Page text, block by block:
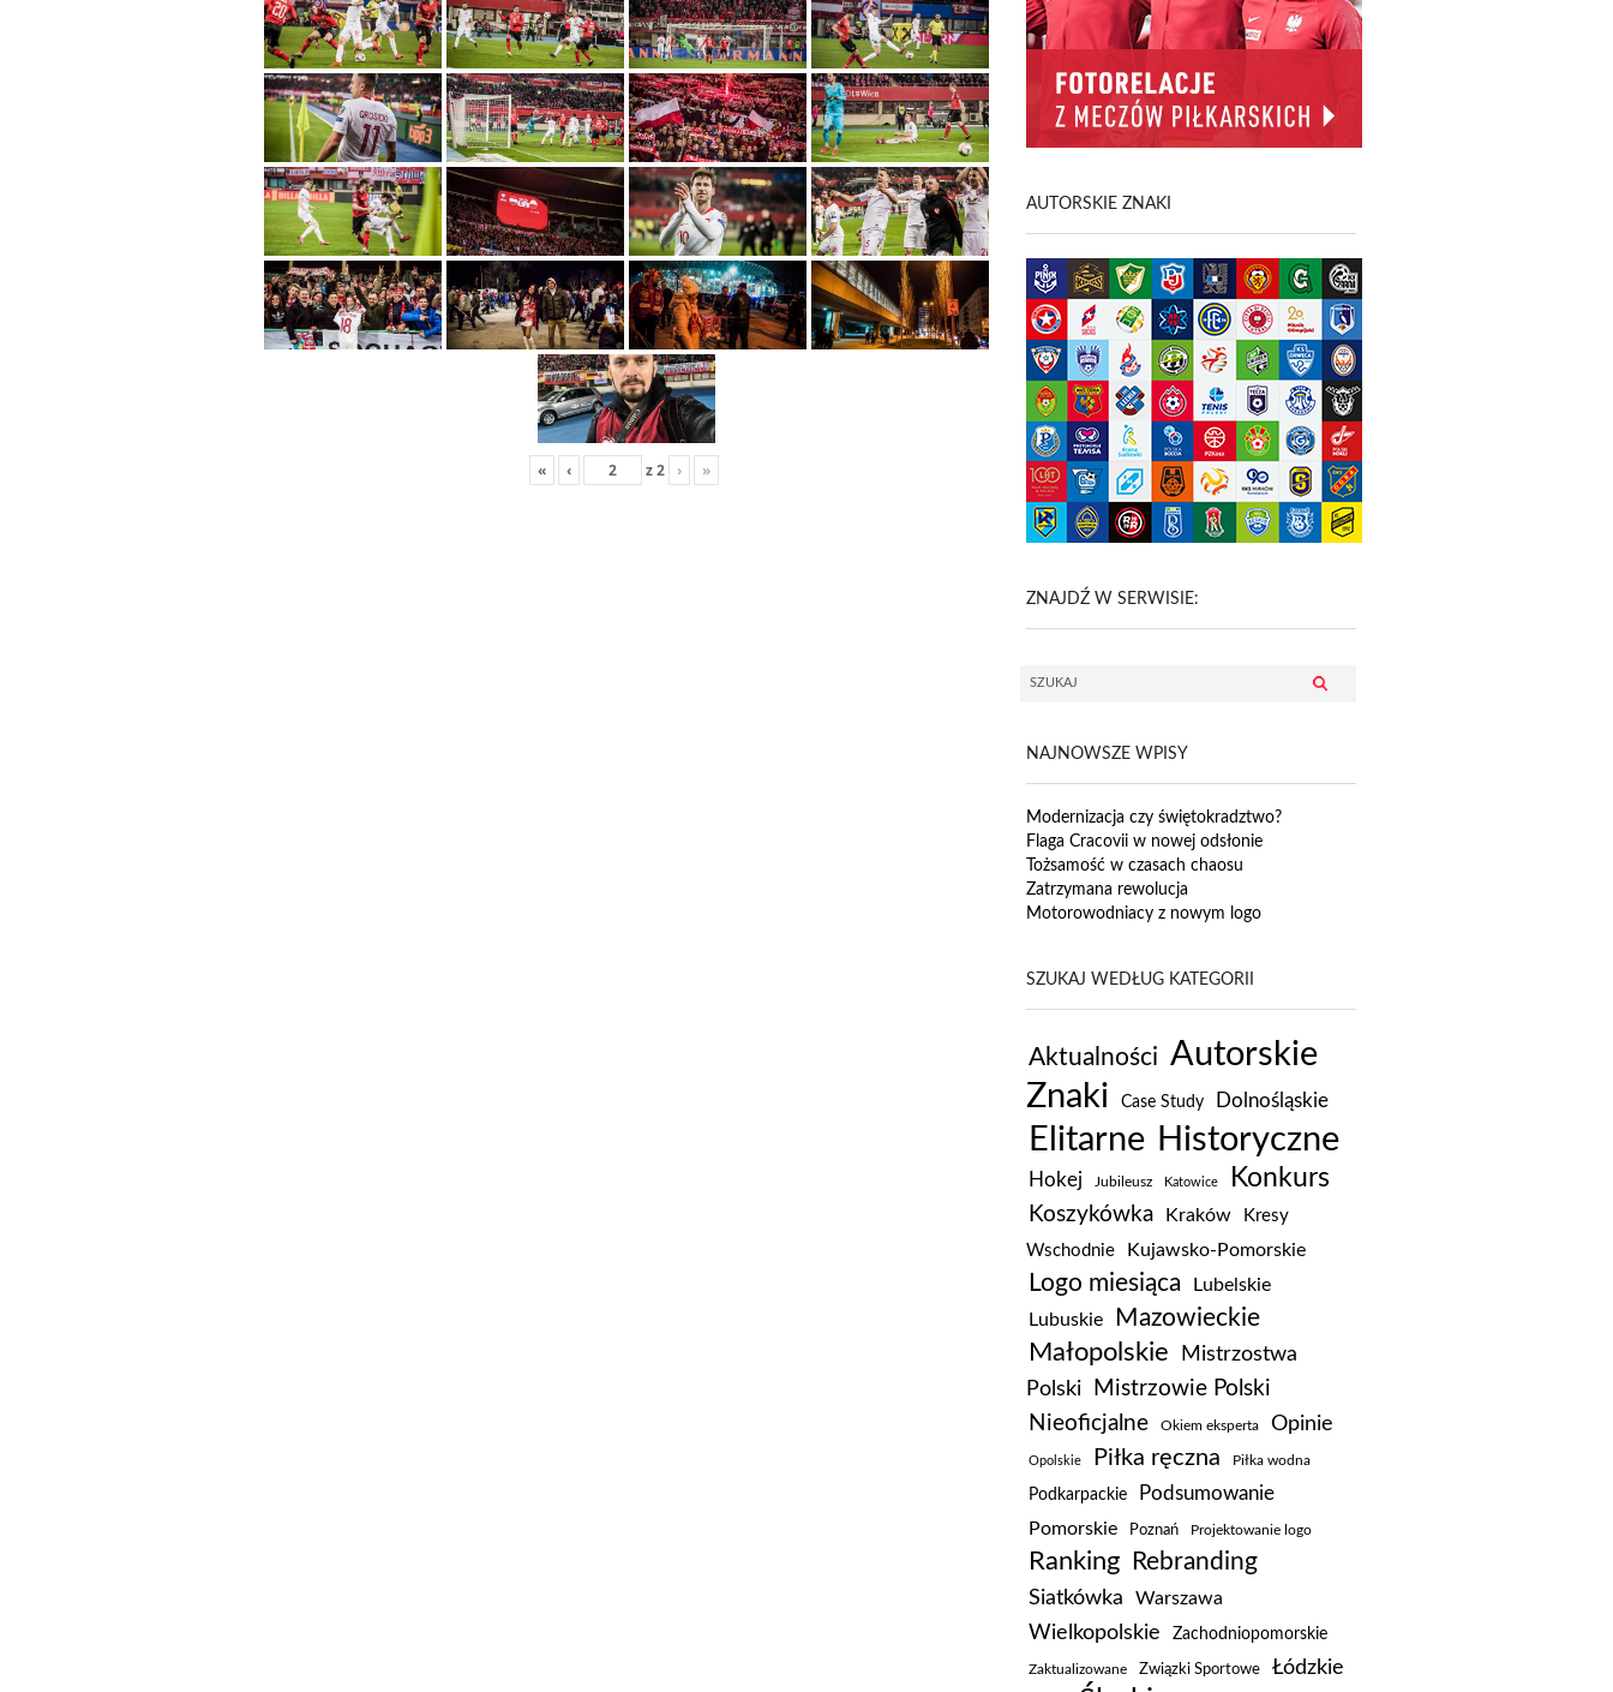
« ‹ z2 › »
AUTORSKIE ZNAKI
ZNAJDŹ W SERWISIE:
NAJNOWSZE WPISY
Modernizacja czy świętokradztwo?
Flaga Cracovii w nowej odsłonie
Tożsamość w czasach chaosu
Zatrzymana rewolucja
Motorowodniacy z nowym logo
SZUKAJ WEDŁUG KATEGORII
Aktualności Autorskie
Znaki
Case Study Dolnośląskie
Elitarne Historyczne
Hokej Jubileusz Katowice Konkurs
Koszykówka Kraków
Kresy
Wschodnie
Kujawsko-Pomorskie
Logo miesiąca
Lubelskie
Lubuskie
Mazowieckie
Małopolskie
Mistrzostwa
Polski
Mistrzowie Polski
Nieoficjalne Okiem eksperta Opinie
Opolskie Piłka ręczna Piłka wodna
Podkarpackie
Podsumowanie
Pomorskie
Poznań Projektowanie logo
Ranking Rebranding
Siatkówka Warszawa
Wielkopolskie Zachodniopomorskie
Zaktualizowane Związki Sportowe Łódzkie